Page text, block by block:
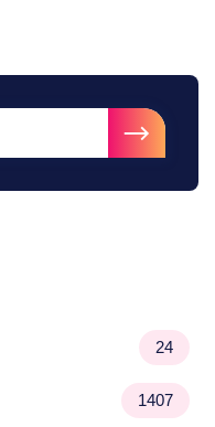
24
1407